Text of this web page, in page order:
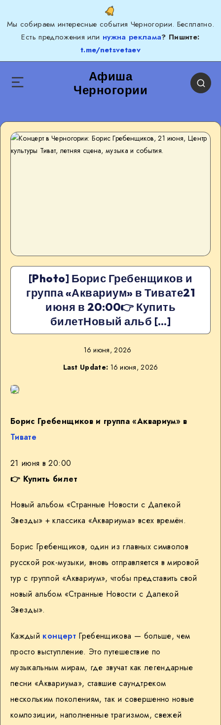
Мы собираем интересные события Черногории. Бесплатно.
Есть предложения или нужна реклама? Пишите:
t.me/netsvetaev
Афиша
Черногории
[Photo] Борис Гребенщиков и
группа «Аквариум» в Тивате21
июня в 20:00👉 Купить
билетНовый альб […]
16 июня, 2026
Last Update: 16 июня, 2026
Борис Гребенщиков и группа «Аквариум» в
Тивате
21 июня в 20:00
👉 Купить билет
Новый альбом «Странные Новости с Далекой
Звезды» + классика «Аквариума» всех времён.
Борис Гребенщиков, один из главных символов
русской рок-музыки, вновь отправляется в мировой
тур с группой «Аквариум», чтобы представить свой
новый альбом «Странные Новости с Далекой
Звезды».
Каждый концертГребенщикова — больше, чем
просто выступление. Это путешествие по
музыкальным мирам, где звучат как легендарные
песни «Аквариума», ставшие саундтреком
нескольким поколениям, так и совершенно новые
композиции, наполненные трагизмом, свежей